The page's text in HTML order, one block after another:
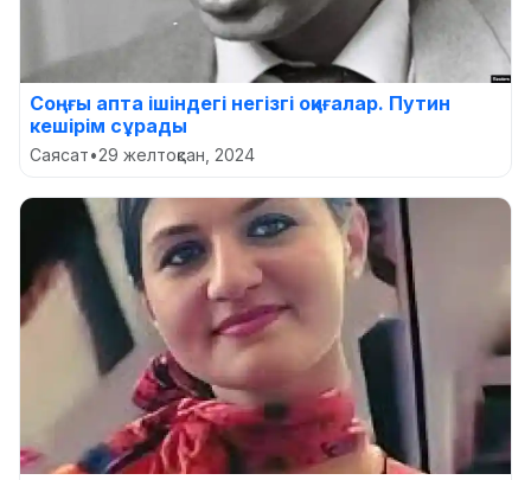
Соңғы апта ішіндегі негізгі оқиғалар. Путин
кешірім сұрады
Саясат•29 желтоқсан, 2024